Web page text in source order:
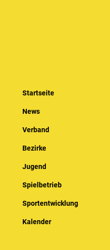
Startseite
News
Verband
Bezirke
Jugend
Spielbetrieb
Sportentwicklung
Kalender